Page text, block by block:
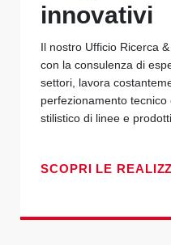
innovativi
Il nostro Ufficio Ricerca &
con la consulenza di
settori, lavora
perfezionamento tecnico
stilistico di linee e prodotti.
SCOPRI LE